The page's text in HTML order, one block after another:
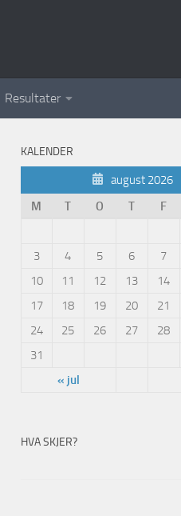
Resultater
KALENDER
august 2026
M
T O T F
3
4 5 6 7
10
11 12 13 14
17
18 19 20 21
24
25 26 27 28
31
« jul
HVA SKJER?